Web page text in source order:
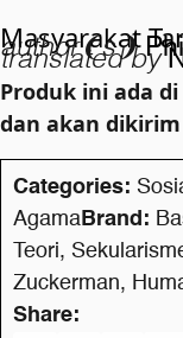
Masyarakat
author❨s❩
translated by
Produk ini ada di
dan akan
Categories:
Agama Brand:
Teori,
Zuckerman,
Share: